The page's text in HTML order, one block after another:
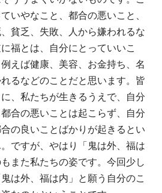
いやなこと、都合の悪いこと、
貧乏、失敗、人から嫌われるな
福とは、自分にとっていいこ
えば健康、美容、お金持ち、名
るなどのことだと思います。皆
、私たちが生きるうえで、自分
合の悪いことは起こらず、自分
の良いことばかりが起きるとい
ですが、やはり「鬼は外、福は
また私たちの姿です。今回少し
は外、福は内」と願う自分のこ